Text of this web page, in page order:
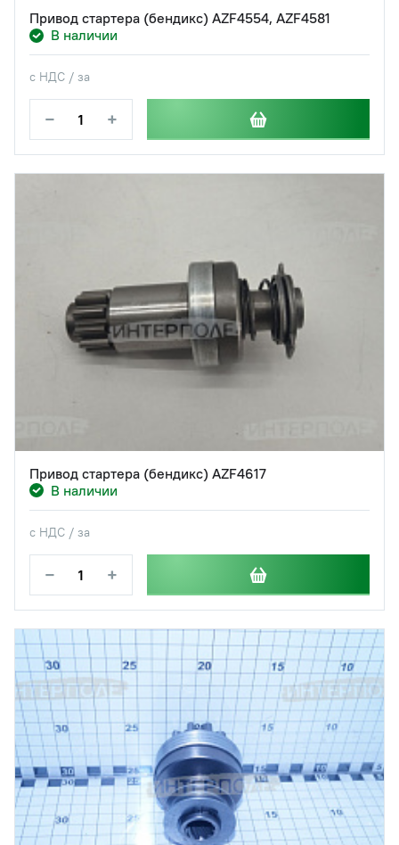
Привод стартера (бендикс) AZF4554, AZF4581
В наличии
с НДС / за
− +
Привод стартера (бендикс) AZF4617
В наличии
с НДС / за
− +